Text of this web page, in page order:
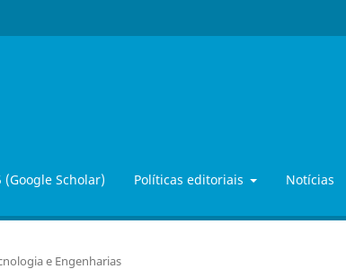
Scholar) Políticas editoriais Notícias
e Engenharias